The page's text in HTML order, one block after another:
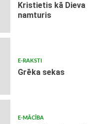
Kristietis kā Dieva
namturis
E-RAKSTI
Grēka sekas
E-MĀCĪBA